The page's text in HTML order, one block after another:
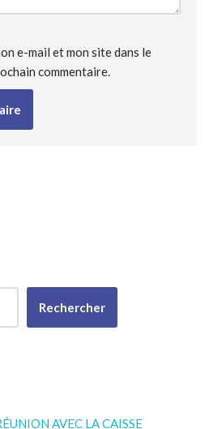
e-mail et mon site dans le
commentaire.
Rechercher
AVEC LA CAISSE